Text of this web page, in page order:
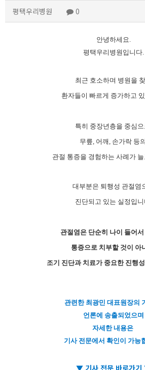
평택우리병원 0
안녕하세요.
평택우리병원입니다.
최근 호소하며 병원을
환자들이 빠르게 증가하고
특히 중장년층을 중심으
무릎, 어깨, 손가락 등의
관절 통증을 경험하는 사례가 늘
대부분은 퇴행성 관절염
진단되고 있는 실정입니
관절염은 단순히 나이 들어
통증으로 치부할 것이 아
조기 진단과 치료가 중요한 진행
관련한 최광민 대표원장의
언론에 송출되었으며
자세한 내용은
기사 전문에서 확인이 가능
▼ 기사 전문 바로가기